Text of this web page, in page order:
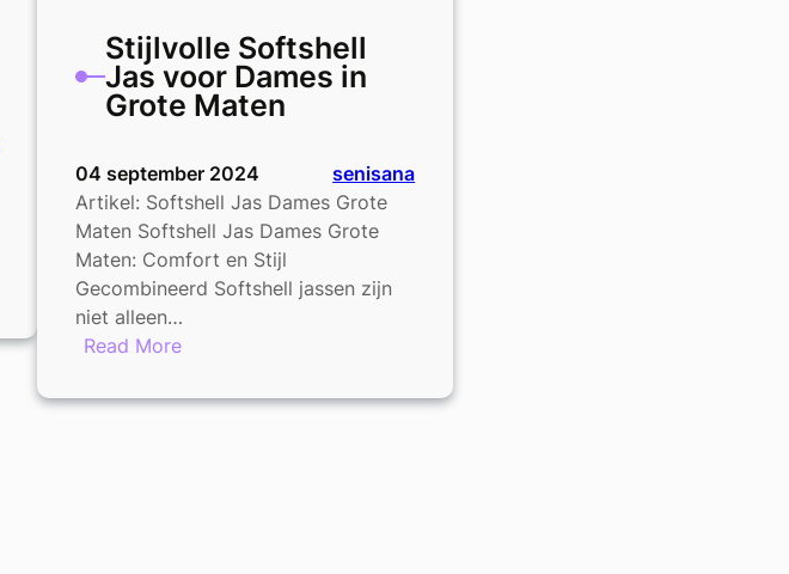
Stijlvolle Softshell
Jas voor Dames in
Grote Maten
04 september 2024
senisana
Artikel: Softshell Jas Dames Grote
Maten Softshell Jas Dames Grote
Maten: Comfort en Stijl
Gecombineerd Softshell jassen zijn
niet alleen…
Read More:
Softshell